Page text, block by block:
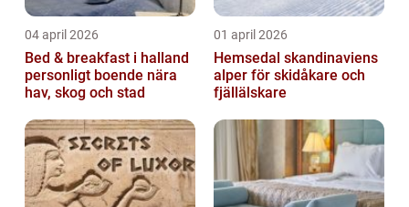
04 april 2026
Bed & breakfast i halland
personligt boende nära
hav, skog och stad
01 april 2026
Hemsedal skandinaviens
alper för skidåkare och
fjällälskare